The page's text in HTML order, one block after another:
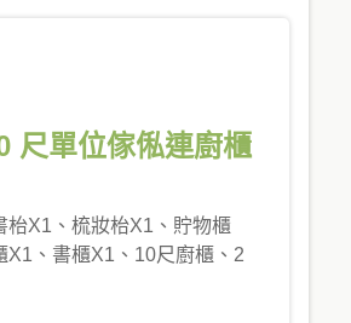
尺單位傢俬連廚櫃
枱X1、梳妝枱X1、貯物櫃
X1、書櫃X1、10尺廚櫃、2